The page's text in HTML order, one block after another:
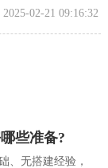
02-21 09:16:32
些准备?
、无搭建经验，